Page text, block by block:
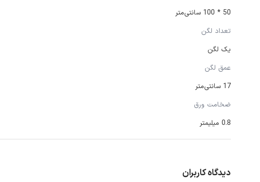
50 * 100 سانتی‌متر
تعداد لگن
يک لگن
عمق لگن
17 سانتی‌متر
ضخامت ورق
0.8 میلیمتر
دیدگاه کاربران